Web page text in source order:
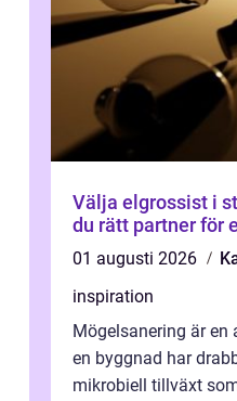
Välja elgrossist i
du rätt partner för
01 augusti 2026
inspiration
Mögelsanering är en
en byggnad har
mikrobiell tillväxt